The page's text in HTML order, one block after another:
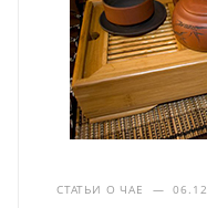
СТАТЬИ О ЧАЕ —